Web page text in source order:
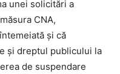
unei solicitări a
CNA,
și că
și dreptul publicului la
de suspendare